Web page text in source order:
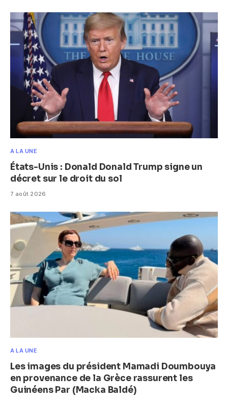
A LA UNE
États-Unis : Donald Donald Trump signe un
décret sur le droit du sol
7 août 2026
A LA UNE
Les images du président Mamadi Doumbouya
en provenance de la Grèce rassurent les
Guinéens Par (Macka Baldé)